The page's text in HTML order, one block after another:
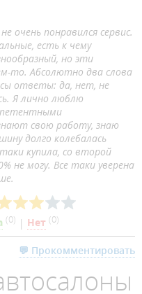
очень понравился сервис.
есть к чему
но эти
то. Абсолютно два слова
ответы: да, нет, не
Я лично люблю
свою работу, знаю
долго колебалась
купила, со второй
не могу. Все таки уверена
(0) | Нет (0)
💬 Прокомментировать